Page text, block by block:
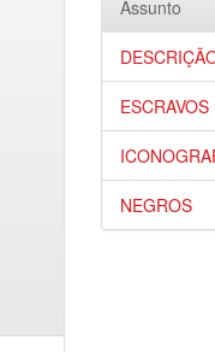
Assunto
ESCRAVOS
NEGROS